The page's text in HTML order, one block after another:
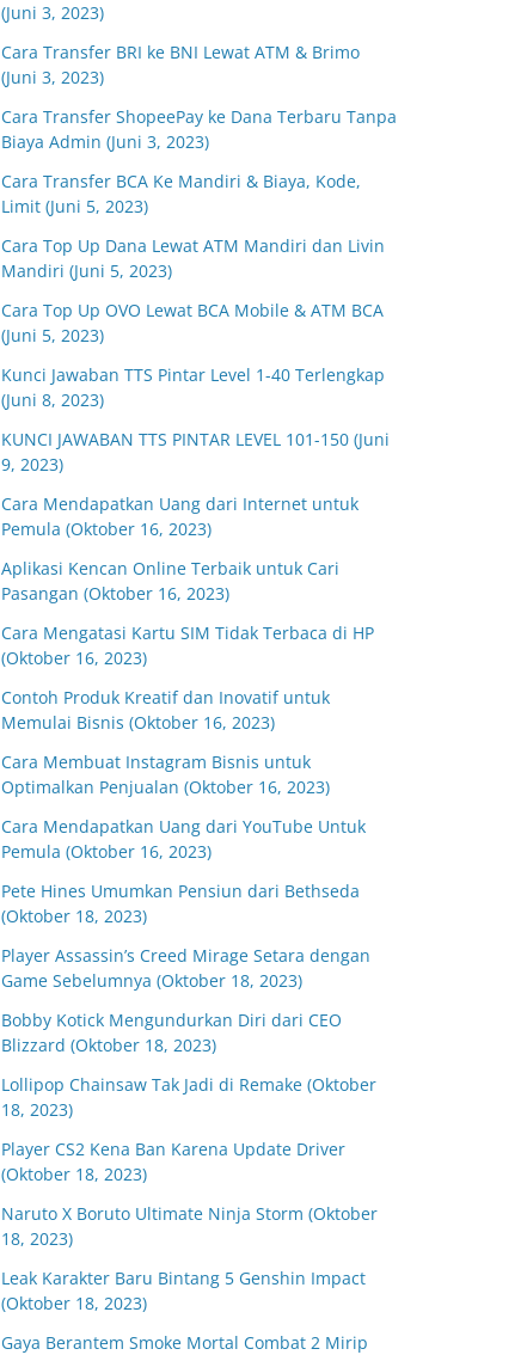
(Juni 3, 2023)
Cara Transfer BRI ke BNI Lewat ATM & Brimo
(Juni 3, 2023)
Cara Transfer ShopeePay ke Dana Terbaru Tanpa
Biaya Admin (Juni 3, 2023)
Cara Transfer BCA Ke Mandiri & Biaya, Kode,
Limit (Juni 5, 2023)
Cara Top Up Dana Lewat ATM Mandiri dan Livin
Mandiri (Juni 5, 2023)
Cara Top Up OVO Lewat BCA Mobile & ATM BCA
(Juni 5, 2023)
Kunci Jawaban TTS Pintar Level 1-40 Terlengkap
(Juni 8, 2023)
KUNCI JAWABAN TTS PINTAR LEVEL 101-150 (Juni
9, 2023)
Cara Mendapatkan Uang dari Internet untuk
Pemula (Oktober 16, 2023)
Aplikasi Kencan Online Terbaik untuk Cari
Pasangan (Oktober 16, 2023)
Cara Mengatasi Kartu SIM Tidak Terbaca di HP
(Oktober 16, 2023)
Contoh Produk Kreatif dan Inovatif untuk
Memulai Bisnis (Oktober 16, 2023)
Cara Membuat Instagram Bisnis untuk
Optimalkan Penjualan (Oktober 16, 2023)
Cara Mendapatkan Uang dari YouTube Untuk
Pemula (Oktober 16, 2023)
Pete Hines Umumkan Pensiun dari Bethseda
(Oktober 18, 2023)
Player Assassin’s Creed Mirage Setara dengan
Game Sebelumnya (Oktober 18, 2023)
Bobby Kotick Mengundurkan Diri dari CEO
Blizzard (Oktober 18, 2023)
Lollipop Chainsaw Tak Jadi di Remake (Oktober
18, 2023)
Player CS2 Kena Ban Karena Update Driver
(Oktober 18, 2023)
Naruto X Boruto Ultimate Ninja Storm (Oktober
18, 2023)
Leak Karakter Baru Bintang 5 Genshin Impact
(Oktober 18, 2023)
Gaya Berantem Smoke Mortal Combat 2 Mirip